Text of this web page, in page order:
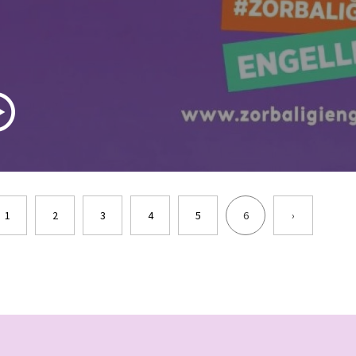
1 2 3 4 5 6 ›